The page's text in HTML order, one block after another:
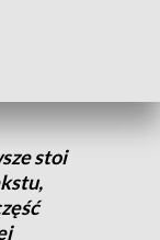
stoi